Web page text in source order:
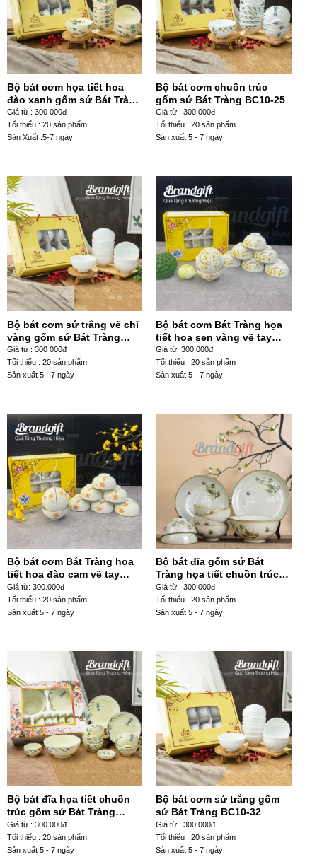
Bộ bát cơm họa tiết hoa
đào xanh gốm sứ Bát Tràng
BC10-28
Giá từ : 300 000đ
Tổi thiểu : 20 sản phẩm
Sản Xuất :5-7 ngày
Bộ bát cơm chuồn trúc
gốm sứ Bát Tràng BC10-25
Giá từ : 300 000đ
Tối thiểu : 20 sản phẩm
Sản xuất 5 - 7 ngày
Bộ bát cơm sứ trắng vẽ chỉ
vàng gốm sứ Bát Tràng
BC10-33
Giá từ : 300 000đ
Tối thiểu : 20 sản phẩm
Sản xuất 5 - 7 ngày
Bộ bát cơm Bát Tràng họa
tiết hoa sen vàng vẽ tay
BC10-39
Giá từ: 300.000đ
Tối thiểu : 20 sản phẩm
Sản xuất 5 - 7 ngày
Bộ bát cơm Bát Tràng họa
tiết hoa đào cam vẽ tay
BC10-36
Giá từ: 300.000đ
Tối thiểu : 20 sản phẩm
Sản xuất 5 - 7 ngày
Bộ bát đĩa gốm sứ Bát
Tràng họa tiết chuồn trúc
BĐ-36
Giá từ : 300 000đ
Tối thiểu : 20 sản phẩm
Sản xuất 5 - 7 ngày
Bộ bát đĩa họa tiết chuồn
trúc gốm sứ Bát Tràng
BD11-14
Giá từ : 300 000đ
Tối thiểu : 20 sản phẩm
Sản xuất 5 - 7 ngày
Bộ bát cơm sứ trắng gốm
sứ Bát Tràng BC10-32
Giá từ : 300 000đ
Tối thiểu : 20 sản phẩm
Sản xuất 5 - 7 ngày